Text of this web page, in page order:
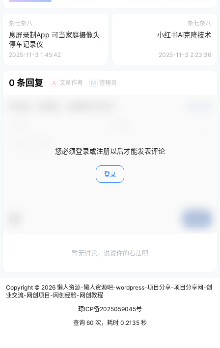
杂七杂八
息屏录制App 可当家庭摄像头
停车记录仪
2025-11-3 1:45:42
杂七杂八
小红书Ai克隆技术
2025-11-3 2:23:36
0 条回复 A 文章作者 M 管理员
您必须登录或注册以后才能发表评论
登录
暂无讨论，说说你的看法吧
Copyright © 2026 懒人资源-懒人资源吧-wordpress-项目分享-项目分享网-创
业交流-网创项目-网创经验-网创教程
琼ICP备2025059045号
查询 60 次，耗时 0.2135 秒